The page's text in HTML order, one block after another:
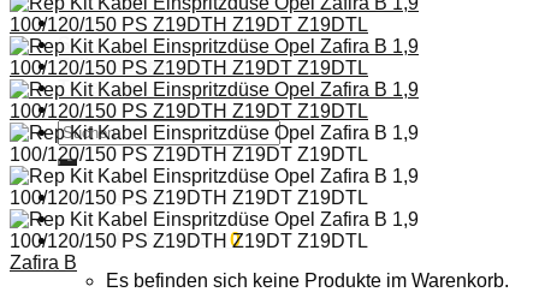
Home
Shop
Teileanfrage
Teileliste
Suchen
nach:
Anmelden
Warenkorb /0,00€ 0
Es befinden sich keine Produkte im Warenkorb.
Zafira B